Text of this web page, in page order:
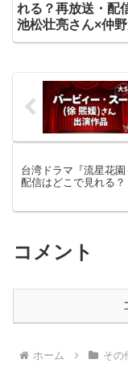
れる？再放送・配
池松壮亮さん×仲
ん若き日の共演
台湾ドラマ『流星花園
配信はどこで見れる？
コメント
ホーム その